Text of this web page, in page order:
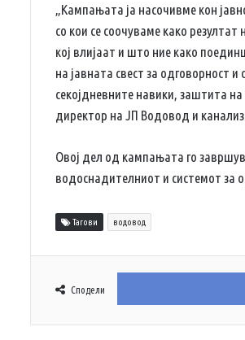
„Кампањата ја насочивме кон
со кои се соочуваме како
кој влијаат и што ние како
на јавната свест за одговорност
секојдневните навики, заштита
директор на ЈП Водовод и
Овој дел од кампањата го
водоснадителниот и системот
Тагови водовод
Сподели